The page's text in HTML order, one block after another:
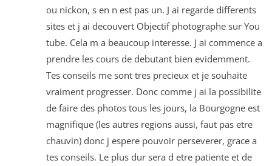
ou nickon, s en n est pas un. J ai regarde differents
sites et j ai decouvert Objectif photographe sur You
tube. Cela m a beaucoup interesse. J ai commence a
prendre les cours de debutant bien evidemment.
Tes conseils me sont tres precieux et je souhaite
vraiment progresser. Donc comme j ai la possibilite
de faire des photos tous les jours, la Bourgogne est
magnifique (les autres regions aussi, faut pas etre
chauvin) donc j espere pouvoir perseverer, grace a
tes conseils. Le plus dur sera d etre patiente et de